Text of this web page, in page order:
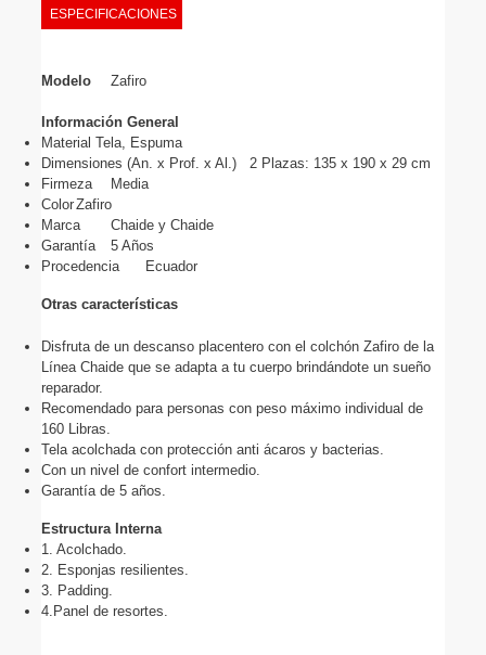
ESPECIFICACIONES
Modelo Zafiro
Información General
Material Tela, Espuma
Dimensiones (An. x Prof. x Al.)
2 Plazas: 135 x 190 x 29 cm
Firmeza
Media
ColorZafiro
Marca
Chaide y Chaide
Garantía
5 Años
Procedencia
Ecuador
Otras características
Disfruta de un descanso placentero con el colchón Zafiro de la
Línea Chaide que se adapta a tu cuerpo brindándote un sueño
reparador.
Recomendado para personas con peso máximo individual de
160 Libras.
Tela acolchada con protección anti ácaros y bacterias.
Con un nivel de confort intermedio.
Garantía de 5 años.
Estructura Interna
1. Acolchado.
2. Esponjas resilientes.
3. Padding.
4.Panel de resortes.